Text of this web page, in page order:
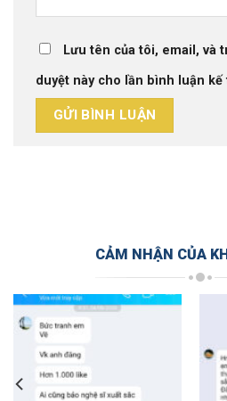
Lưu tên của tôi, email, và
duyệt này cho lần bình luận kế
CẢM NHẬN CỦA